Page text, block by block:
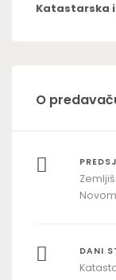
Katastarska
O
DANI